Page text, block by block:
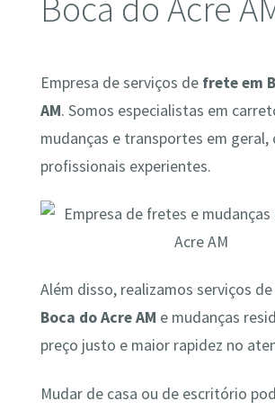
Empresa de serviços de frete em
AM. Somos especialistas em
mudanças e transportes em geral,
profissionais experientes.
Além disso, realizamos serviços de
Boca do Acre AM e mudanças
preço justo e maior rapidez no
Mudar de casa ou de escritório